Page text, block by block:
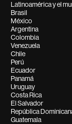
Latinoamérica y el
Brasil
México
Argentina
Colombia
Venezuela
Chile
Perú
Ecuador
Panamá
Uruguay
Costa Rica
El Salvador
República
Guatemala